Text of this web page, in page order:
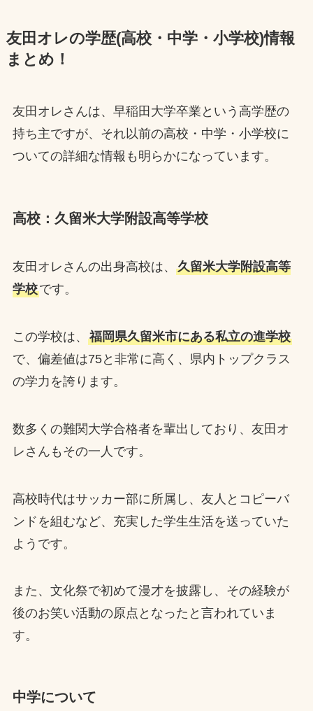
友田オレの学歴(高校・中学・小学校)情報
まとめ！
友田オレさんは、早稲田大学卒業という高学歴の
持ち主ですが、それ以前の高校・中学・小学校に
ついての詳細な情報も明らかになっています。
高校：久留米大学附設高等学校
友田オレさんの出身高校は、 久留米大学附設高等
学校です。
この学校は、 福岡県久留米市にある私立の進学校
で、偏差値は75と非常に高く、県内トップクラス
の学力を誇ります。
数多くの難関大学合格者を輩出しており、友田オ
レさんもその一人です。
高校時代はサッカー部に所属し、友人とコピーバ
ンドを組むなど、充実した学生生活を送っていた
ようです。
また、文化祭で初めて漫才を披露し、その経験が
後のお笑い活動の原点となったと言われていま
す。
中学について